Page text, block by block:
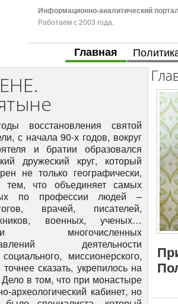
Информационно-аналитический портал
Работаем с 2003 года.
Главная
год мы работали напротив села Иб, где служил батюшка, и он относился к нам с доброжелательным вниманием, помогал и даже немножко «опекал». В университетском музее очень богатая коллекция археологических памятников, созданная в ходе исследовательских работ археологов исторического факультета СГУ. Нужно отметить, что она появилась во многом благодаря замечательному археологу Элеоноре Анатольевне САВЕЛЬЕВОЙ, одному из лучших современных специалистов по истории средневекового Северо - Востока. Во многом благодаря ее усилиям, а также подвижнической деятельности талантливого археолога и этнолога Виктора Анатольевича СЕМЕНОВА в республике выросла целая школа прекрасных исследователей. Кстати, сыктывкарских гуманитариев связывает давняя и прочная дружба с коллегами из Архангельска. Прежде всего – с Анатолием Александровичем КУРАТОВЫМ, Николаем Михайловичем ТЕРЕБИХИНЫМ, Владимиром Ивановичем КАРАТАЕВЫМ. Несмотря на то, Э.А.Савельева, В.А.Семенов и их ученики создали учебный вузовский музей, его экспозиция на современном научном уровне представляет прошлое края от каменного века до начала двадцатого. Не случайно, его неоднократно посещали наши именитые иностранные коллеги, такие как Анна – Леена Сиккала, Юха Пентикяйнен, Михал Хоппал, Паула Кокконен. То, чем я начинаю заниматься теперь в монастыре, отличается от того, что я делала прежде. Сначала казалось, что можно заниматься всем сразу, а теперь не хватает ни времени, ни рук, и если появится кто-то из помощников, я буду очень рада. Работы очень много. - Валентина Николаевна, что такое церковно-археологический кабинет, какие у него задачи, чем он занимается? - Цели кабинета - как я вижу для себя - научно-исследовательские и просветительские, то есть это исследования по истории монастыря, его архитектуре, духовно – литературных памятников и представление этих результатов в форме выставок, экспозиций, популярных публикаций. Поскольку многое было утрачено монастырем после 1917 года, в том числе уникальная библиотека, ризница, огромный архив, необходимо собрать по возможности более полные сведения о том, где находятся эти бесценные для обители вещи. Например, рукописная библиотека обители рассредоточена в разных местах - в Санкт-Петербурге в Библиотеке Академии наук, в московских хранилищах. Несколько книг есть в Архангельском областном архиве, в областном краеведческом музее. - Ограничиться придется только составлением списка? А сама библиотека, не может быть возвращена монастырю? - Думаю, на сегодняшний день это невозможно по многим причинам. Конечно, необходимо, чтобы такие реликвии были в монастыре. Ведь созданы они в самом монастыре, или служили вкладом именно в Сийский монастырь и предназначались для монастырской жизни. Уникальная рукописная библиотека Сийского монастыря еще в начале XX века была передана в Архангельское древлехранилище, где над ее описанием трудился целый коллектив в течение десяти лет. В настоящее время книги находятся в центральных научных учреждениях, где для их сохранности созданы необходимые условия. В монастыре пока таких возможностей нет. С другой стороны, надо считаться с реалиями современной жизни. Рукописные книги – уникальное наследие русской культуры. Исследованием рукописных книг занимаются разные ученые - археографы, палеографы, историки и другие специалисты Москвы, Петербурга, Новосибирска, Сыктывкара, других городов России. Пока вопрос о возвращении монастырской библиотеки не стоит. Но есть другая большая мечта – создать электронную версию библиотеки и поместить ее на Интернет – сайте. Начать хотя бы с уникальных изданий, таких как вклады Патриарха Филарета, патриаршего казначея Паисия, Сийского иконописного подлинника, составленного архимандритом Никодимом. В этом случае многие могли бы познакомиться с рукописным собранием Сийского монастыря. Это очень большая и длительная работа. Над этим должны поработать многие специалисты. Втрое направление работы - это сбор сведений о монастырской ризнице, где также хранились уникальные предметы, и судьба многих из них после 1917 года неизвестна. Часть вещей находится в Москве и Санкт-Петербурге, в Архангельском областном краеведческом музее. Когда их перевозили из монастыря, то описи были составлены поверхностно. В настоящее время моя задача – найти все эти документы, если они, конечно, сохранились. Этим я уже частично занимаюсь - смотрю публикации, материалы в областном архиве, в краеведческом музее. Кроме того, у монастыря были подворья - в Москве, в Вологде, в Великом Устюге, и там наверняка отложились материалы по истории обители. Считаю необходимым исследовать и эти архивы. Вообще-то, фундаментальным итогом всех этих работ мог бы стать справочник по истории Антониево - Сийского монастыря, куда войдут все эти сведения. - Расскажите, как вы работали в археологической экспедиции в монастыре? - Архитектурный ансамбль монастыря - памятник XVI-XVII века, уникальный для Русского Севера. Сейчас монастырь активно восстанавливается, и чтобы продолжать эти работы, необходимы археологические изыскания. Начали мы с настоятельского корпуса. По описаниям значилось, что он стоял к югу от Сергиевского храма. Во время прокладывания дорожек в монастыре, рабочие наткнулись на белые каменные плиты. На этом месте мы и заложили разведочную траншею, и сразу наткнулись на фундамент, обозначилась планировка. На месте корпуса, где мы начали работать, была просто поляна. - Что прежде представлял собой настоятельский корпус? - Есть дореволюционные фотографии и фото 1933 года, где он еще стоит. Это двухэтажное каменное строение с высоким чердачным этажом, такое создается впечатление, что оно трехэтажное. Внутренних описаний не сохранилось. Мы начали работу практически вслепую, и в процессе раскопок у нас обозначилось несколько помещений и что-то типа печи, на месте которой зафиксировано много золы, обгоревших кирпичей. К сожалению, в результате раскопок мы получим представление только о фундаменте корпуса. - Что удалось найти во время раскопок? - Первые находки мало относились к прошлой, дореволюционной жизни монастыря, поскольку сначала шел современный культурный слой. Поэтому первой находкой был значок 60-70-х годов, который свидетельствовал о международных связях детей города Архангельска с Чехословакией. И уже к концу работ мы нашли монеты - это из серьезных находок. Три медных монеты: одна «деньга»1737 года, 5 копеек 1729 года, 2 копейки 1812 года. Конечно же, от долгого лежания в земле они покрыты ржавчиной и, наверное, не очень впечатляют внешне, но обязательно будут отреставрированы. Когда в монастыре появится музей, они достойно представят историю монастыря в экспозиции. Мы еще нашли обломки керосиновых ламп, слюдяных окошечек, обломки стеклянных стаканов и графина. На следующий год планируем большие работы - раскопать фундамент по всему периметру. Думаю, придется поработать все лето, есть планы пригласить на помощь студентов истфака и регионоведения ПГУ. - Ваши находки, а также те предметы, которые были найдены раньше в монастыре, будут ли где-нибудь представлены? - В скором будущем, я думаю, в самом монастыре будет представлена выставка по истории монастыря - старые фотографии, документы, в том числе и советского периода, когда здесь были дом отдыха, пионерский лагерь, а также фотографии и вещи, которые были пожертвованы в наши дни - иконы, церковная утварь. Такая выставка уже работает в Холмогорах в муниципальном музее с июня этого года. Когда в монастыре появится помещение для музея и будет организована постоянная экспозиция, то часть находок обязательно войдут в нее. Я думаю, что многочисленным паломникам и экскурсантам это будет интересно. - Кто работал с вами в экспедиции? - В раскопках участвовали воспитанники детского дома из села Рембуево Холмогорского района Березин Илья, Косолапов Михаил, Андреев Иван, Игорь Бобров, Юра Добрынин, а также учащийся архангельской школы Кричигин Костя. Кроме того, с нами работала студентка художественного лицея Анна КАПРАЛОВА. Она уже участвовала в нескольких археологических экспедициях на Соловках, имеет опыт работы, и поэтому очень мне помогла. Ребята, конечно, старались, но иногда детское любопытство вносило некоторую шероховатость. Каждый археологический объект - уникален, его дважды раскопать нельзя - и об этом приходилось иногда им напоминать. А в целом, очень хорошо поработали, я довольна. Хочу поб